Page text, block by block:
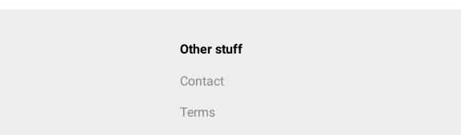
Other stuff
Contact
Terms